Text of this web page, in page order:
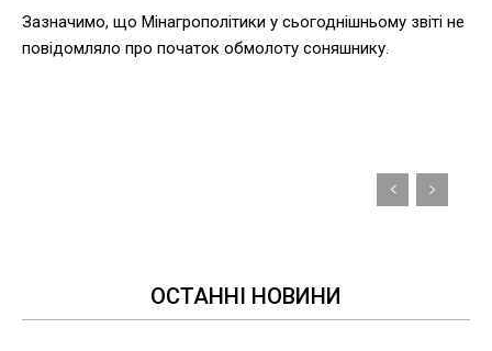
Зазначимо, що Мінагрополітики у сьогоднішньому звіті не
повідомляло про початок обмолоту соняшнику.
ОСТАННІ НОВИНИ